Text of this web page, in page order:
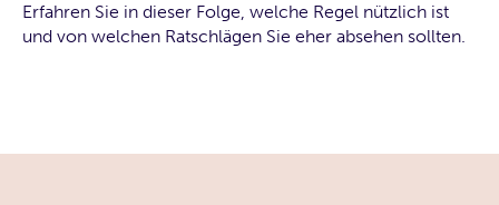
Erfahren Sie in dieser Folge, welche Regel nützlich ist
und von welchen Ratschlägen Sie eher absehen sollten.